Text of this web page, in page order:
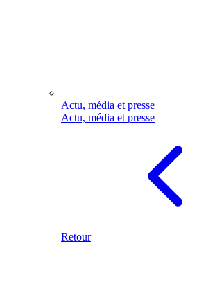
Actu, média et presse
Actu, média et presse
Retour